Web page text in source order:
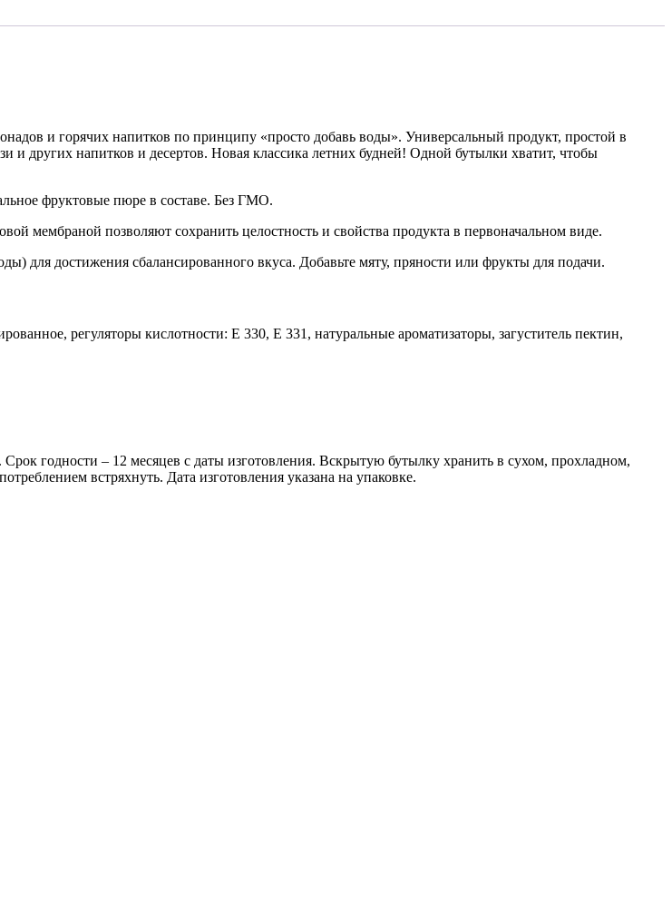
и горячих напитков по принципу «просто добавь воды». Универсальный продукт, простой в
и других напитков и десертов. Новая классика летних будней! Одной бутылки хватит, чтобы
фруктовые пюре в составе. Без ГМО.
мембраной позволяют сохранить целостность и свойства продукта в первоначальном виде.
для достижения сбалансированного вкуса. Добавьте мяту, пряности или фрукты для подачи.
регуляторы кислотности: Е 330, Е 331, натуральные ароматизаторы, загуститель пектин,
годности – 12 месяцев с даты изготовления. Вскрытую бутылку хранить в сухом, прохладном,
встряхнуть. Дата изготовления указана на упаковке.